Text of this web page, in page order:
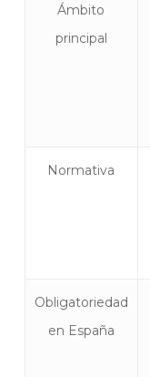
Ámbito
principal
Normativa
Obligatoriedad
en España